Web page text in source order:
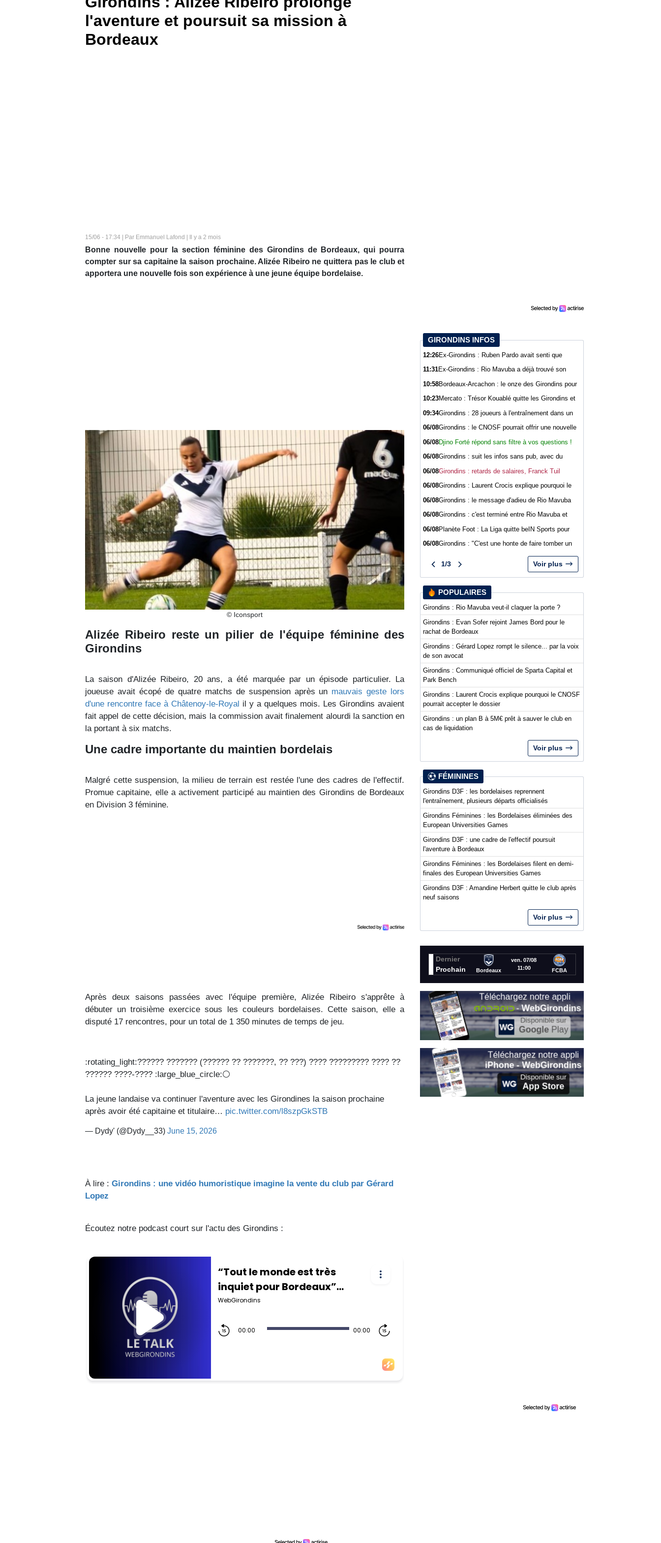
l'aventure et poursuit sa mission à
Bordeaux
15/06 - 17:34 | Par Emmanuel Lafond | Il y a 2 mois
Bonne nouvelle pour la section féminine des Girondins de Bordeaux, qui pourra
compter sur sa capitaine la saison prochaine. Alizée Ribeiro ne quittera pas le club et
apportera une nouvelle fois son expérience à une jeune équipe bordelaise.
© Iconsport
Alizée Ribeiro reste un pilier de l'équipe féminine des
Girondins
La saison d'Alizée Ribeiro, 20 ans, a été marquée par un épisode particulier. La
joueuse avait écopé de quatre matchs de suspension après un mauvais geste lors
d'une rencontre face à Châtenoy-le-Royal il y a quelques mois. Les Girondins avaient
fait appel de cette décision, mais la commission avait finalement alourdi la sanction en
la portant à six matchs.
Une cadre importante du maintien bordelais
Malgré cette suspension, la milieu de terrain est restée l'une des cadres de l'effectif.
Promue capitaine, elle a activement participé au maintien des Girondins de Bordeaux
en Division 3 féminine.
Après deux saisons passées avec l'équipe première, Alizée Ribeiro s'apprête à
débuter un troisième exercice sous les couleurs bordelaises. Cette saison, elle a
disputé 17 rencontres, pour un total de 1 350 minutes de temps de jeu.
:rotating_light:?????? ??????? (?????? ?? ???????, ?? ???) ???? ????????? ???? ??
?????? ????-???? :large_blue_circle:⚪️
La jeune landaise va continuer l'aventure avec les Girondines la saison prochaine
après avoir été capitaine et titulaire… pic.twitter.com/l8szpGkSTB
— Dydy' (@Dydy__33) June 15, 2026
À lire : Girondins : une vidéo humoristique imagine la vente du club par Gérard
Lopez
Écoutez notre podcast court sur l'actu des Girondins :
GIRONDINS INFOS
12:26Ex-Girondins : Ruben Pardo avait senti que
11:31Ex-Girondins : Rio Mavuba a déjà trouvé son
10:58Bordeaux-Arcachon : le onze des Girondins pour
10:23Mercato : Trésor Kouablé quitte les Girondins et
09:34Girondins : 28 joueurs à l'entraînement dans un
06/08Girondins : le CNOSF pourrait offrir une nouvelle
06/08Djino Forté répond sans filtre à vos questions !
06/08Girondins : suit les infos sans pub, avec du
06/08Girondins : retards de salaires, Franck Tuil
06/08Girondins : Laurent Crocis explique pourquoi le
06/08Girondins : le message d'adieu de Rio Mavuba
06/08Girondins : c'est terminé entre Rio Mavuba et
06/08Planète Foot : La Liga quitte beIN Sports pour
06/08Girondins : "C'est une honte de faire tomber un
dénonce la gestion du club
1/3 Voir plus
POPULAIRES
Girondins : Rio Mavuba veut-il claquer la porte ?
Girondins : Evan Sofer rejoint James Bord pour le
rachat de Bordeaux
Girondins : Gérard Lopez rompt le silence... par la voix
de son avocat
Girondins : Communiqué officiel de Sparta Capital et
Park Bench
Girondins : Laurent Crocis explique pourquoi le CNOSF
pourrait accepter le dossier
Girondins : un plan B à 5M€ prêt à sauver le club en
cas de liquidation
Voir plus
FÉMININES
Girondins D3F : les bordelaises reprennent
l'entraînement, plusieurs départs officialisés
Girondins Féminines : les Bordelaises éliminées des
European Universities Games
Girondins D3F : une cadre de l'effectif poursuit
l'aventure à Bordeaux
Girondins Féminines : les Bordelaises filent en demi-
finales des European Universities Games
Girondins D3F : Amandine Herbert quitte le club après
neuf saisons
Voir plus
Dernier
Prochain
Bordeaux
ven. 07/08
11:00
FCBA